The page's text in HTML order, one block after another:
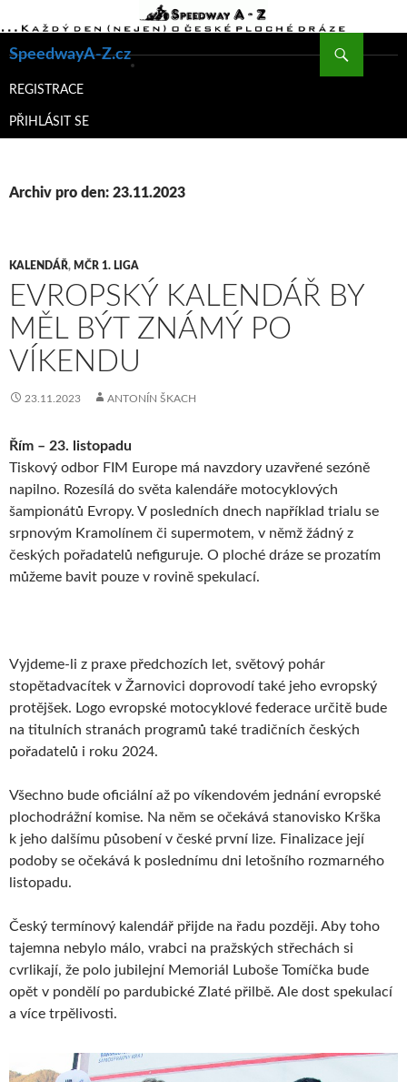
SpeedwayA-Z.cz
K
WEBU
REGISTRACE
PŘIHLÁSIT SE
Archiv pro den: 23.11.2023
KALENDÁŘ, MČR 1. LIGA
EVROPSKÝ KALENDÁŘ BY
MĚL BÝT ZNÁMÝ PO
VÍKENDU
23.11.2023 ANTONÍN ŠKACH
Řím – 23. listopadu
Tiskový odbor FIM Europe má navzdory uzavřené sezóně
napilno. Rozesílá do světa kalendáře motocyklových
šampionátů Evropy. V posledních dnech například trialu se
srpnovým Kramolínem či supermotem, v němž žádný z
českých pořadatelů nefiguruje. O ploché dráze se prozatím
můžeme bavit pouze v rovině spekulací.
Vyjdeme-li z praxe předchozích let, světový pohár
stopětadvacítek v Žarnovici doprovodí také jeho evropský
protějšek. Logo evropské motocyklové federace určitě bude
na titulních stranách programů také tradičních českých
pořadatelů i roku 2024.
Všechno bude oficiální až po víkendovém jednání evropské
plochodrážní komise. Na něm se očekává stanovisko Krška
k jeho dalšímu působení v české první lize. Finalizace její
podoby se očekává k poslednímu dni letošního rozmarného
listopadu.
Český termínový kalendář přijde na řadu později. Aby toho
tajemna nebylo málo, vrabci na pražských střechách si
cvrlikají, že polo jubilejní Memoriál Luboše Tomíčka bude
opět v pondělí po pardubické Zlaté přilbě. Ale dost spekulací
a více trpělivosti.